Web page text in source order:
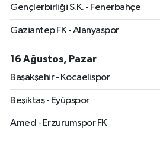
Gençlerbirliği S.K. - Fenerbahçe
Gaziantep FK - Alanyaspor
16 Ağustos, Pazar
Başakşehir - Kocaelispor
Beşiktaş - Eyüpspor
Amed - Erzurumspor FK